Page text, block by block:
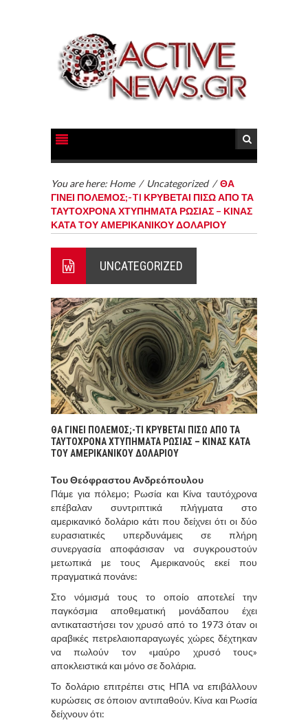
You are here: Home / Uncategorized /ΘΑ
ΓΙΝΕΙ ΠΟΛΕΜΟΣ;-TI ΚΡΥΒΕΤΑΙ ΠΙΣΩ ΑΠΟ ΤΑ
ΤΑΥΤΟΧΡΟΝΑ ΧΤΥΠΗΜΑΤΑ ΡΩΣΙΑΣ – ΚΙΝΑΣ
ΚΑΤΑ ΤΟΥ ΑΜΕΡΙΚΑΝΙΚΟΥ ΔΟΛΑΡΙΟΥ
UNCATEGORIZED
ΘΑ ΓΙΝΕΙ ΠΟΛΕΜΟΣ;-TI ΚΡΥΒΕΤΑΙ ΠΙΣΩ ΑΠΟ ΤΑ
ΤΑΥΤΟΧΡΟΝΑ ΧΤΥΠΗΜΑΤΑ ΡΩΣΙΑΣ – ΚΙΝΑΣ ΚΑΤΑ
ΤΟΥ ΑΜΕΡΙΚΑΝΙΚΟΥ ΔΟΛΑΡΙΟΥ
ΤουΘεόφραστου Ανδρεόπουλου
Πάμε για πόλεμο; Ρωσία και Κίνα ταυτόχρονα
επέβαλαν συντριπτικά πλήγματα στο
αμερικανικό δολάριο κάτι που δείχνει ότι οι δύο
ευρασιατικές υπερδυνάμεις σε πλήρη
συνεργασία αποφάσισαν να συγκρουστούν
μετωπικά με τους Αμερικανούς εκεί που
πραγματικά πονάνε:
Στο νόμισμά τους το οποίο αποτελεί την
παγκόσμια αποθεματική μονάδαπου έχει
αντικαταστήσει τον χρυσό από το 1973 όταν οι
αραβικές πετρελαιοπαραγωγές χώρες δέχτηκαν
να πωλούν τον «μαύρο χρυσό τους»
αποκλειστικά και μόνο σε δολάρια.
Το δολάριο επιτρέπει στις ΗΠΑ να επιβάλλουν
κυρώσεις σε όποιον αντιπαθούν. Κίνα και Ρωσία
δείχνουν ότι: